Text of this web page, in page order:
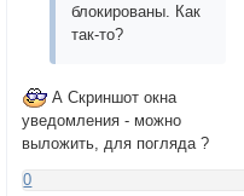
блокированы. Как
так-то?
А Скриншот окна
уведомления - можно
выложить, для погляда ?
0